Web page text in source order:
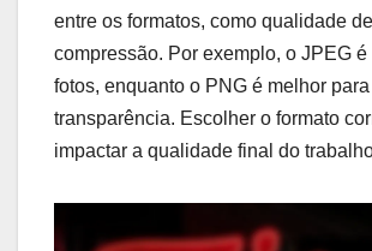
entre os formatos, como qualidade
compressão. Por exemplo, o JPEG
fotos, enquanto o PNG é melhor
transparência. Escolher o formato
impactar a qualidade final do